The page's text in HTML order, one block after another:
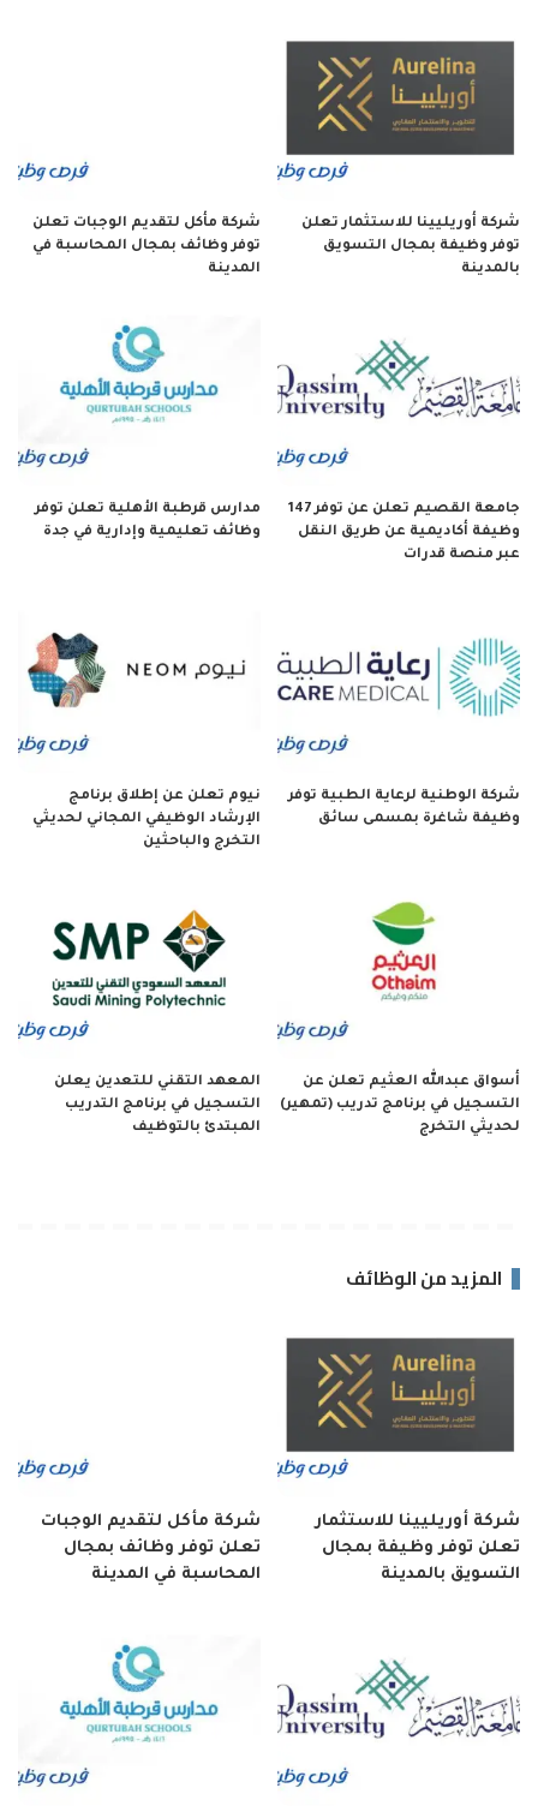
شركة أوريليينا للاستثمار تعلن
توفر وظيفة بمجال التسويق
بالمدينة
شركة مأكل لتقديم الوجبات تعلن
توفر وظائف بمجال المحاسبة في
المدينة
جامعة القصيم تعلن عن توفر 147
وظيفة أكاديمية عن طريق النقل
عبر منصة قدرات
مدارس قرطبة الأهلية تعلن توفر
وظائف تعليمية وإدارية في جدة
شركة الوطنية لرعاية الطبية توفر
وظيفة شاغرة بمسمى سائق
نيوم تعلن عن إطلاق برنامج
الإرشاد الوظيفي المجاني لحديثي
التخرج والباحثين
أسواق عبدالله العثيم تعلن عن
التسجيل في برنامج تدريب (تمهير)
لحديثي التخرج
المعهد التقني للتعدين يعلن
التسجيل في برنامج التدريب
المبتدئ بالتوظيف
المزيد من الوظائف
شركة أوريليينا للاستثمار
تعلن توفر وظيفة بمجال
التسويق بالمدينة
شركة مأكل لتقديم الوجبات
تعلن توفر وظائف بمجال
المحاسبة في المدينة